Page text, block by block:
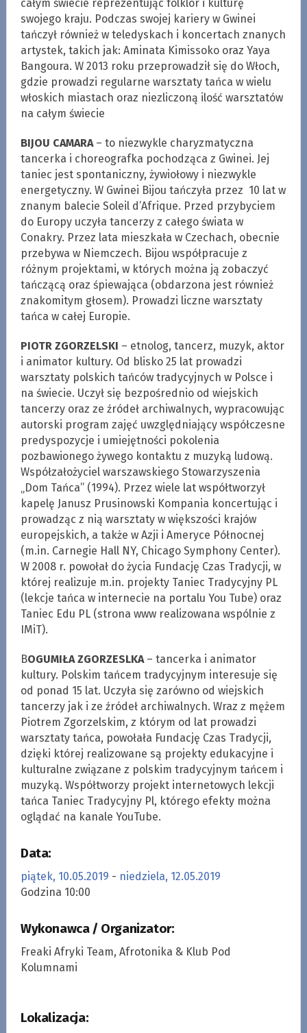
całym świecie reprezentując folklor i kulturę
swojego kraju. Podczas swojej kariery w Gwinei
tańczył również w teledyskach i koncertach znanych
artystek, takich jak: Aminata Kimissoko oraz Yaya
Bangoura. W 2013 roku przeprowadził się do Włoch,
gdzie prowadzi regularne warsztaty tańca w wielu
włoskich miastach oraz niezliczoną ilość warsztatów
na całym świecie
BIJOU CAMARA– to niezwykle charyzmatyczna
tancerka i choreografka pochodząca z Gwinei. Jej
taniec jest spontaniczny, żywiołowy i niezwykle
energetyczny. W Gwinei Bijou tańczyła przez 10 lat w
znanym balecie Soleil d’Afrique. Przed przybyciem
do Europy uczyła tancerzy z całego świata w
Conakry. Przez lata mieszkała w Czechach, obecnie
przebywa w Niemczech. Bijou współpracuje z
różnym projektami, w których można ją zobaczyć
tańczącą oraz śpiewająca (obdarzona jest również
znakomitym głosem). Prowadzi liczne warsztaty
tańca w całej Europie.
PIOTR ZGORZELSKI – etnolog, tancerz, muzyk, aktor
i animator kultury. Od blisko 25 lat prowadzi
warsztaty polskich tańców tradycyjnych w Polsce i
na świecie. Uczył się bezpośrednio od wiejskich
tancerzy oraz ze źródeł archiwalnych, wypracowując
autorski program zajęć uwzględniający współczesne
predyspozycje i umiejętności pokolenia
pozbawionego żywego kontaktu z muzyką ludową.
Współzałożyciel warszawskiego Stowarzyszenia
„Dom Tańca” (1994). Przez wiele lat współtworzył
kapelę Janusz Prusinowski Kompania koncertując i
prowadząc z nią warsztaty w większości krajów
europejskich, a także w Azji i Ameryce Północnej
(m.in. Carnegie Hall NY, Chicago Symphony Center).
W 2008 r. powołał do życia Fundację Czas Tradycji, w
której realizuje m.in. projekty Taniec Tradycyjny PL
(lekcje tańca w internecie na portalu You Tube) oraz
Taniec Edu PL (strona www realizowana wspólnie z
IMiT).
BOGUMIŁA ZGORZESLKA– tancerka i animator
kultury. Polskim tańcem tradycyjnym interesuje się
od ponad 15 lat. Uczyła się zarówno od wiejskich
tancerzy jak i ze źródeł archiwalnych. Wraz z mężem
Piotrem Zgorzelskim, z którym od lat prowadzi
warsztaty tańca, powołała Fundację Czas Tradycji,
dzięki której realizowane są projekty edukacyjne i
kulturalne związane z polskim tradycyjnym tańcem i
muzyką. Współtworzy projekt internetowych lekcji
tańca Taniec Tradycyjny Pl, którego efekty można
oglądać na kanale YouTube.
Data:
piątek, 10.05.2019 - niedziela, 12.05.2019
Godzina 10:00
Wykonawca / Organizator:
Freaki Afryki Team, Afrotonika & Klub Pod
Kolumnami
Lokalizacja: